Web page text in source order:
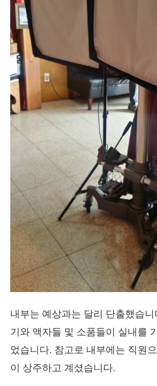
내부는 예상과는 달리 단출했습니
기와 액자들 및 소품들이 실내를
었습니다. 참고로 내부에는 직원
이 상주하고 계셨습니다.